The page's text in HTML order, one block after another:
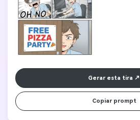
Gerar esta tira
Copiar prompt